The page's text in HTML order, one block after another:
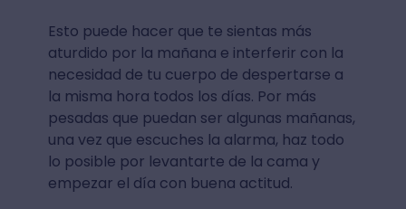
Esto puede hacer que te sientas más
aturdido por la mañana e interferir con la
necesidad de tu cuerpo de despertarse a
la misma hora todos los días. Por más
pesadas que puedan ser algunas mañanas,
una vez que escuches la alarma, haz todo
lo posible por levantarte de la cama y
empezar el día con buena actitud.